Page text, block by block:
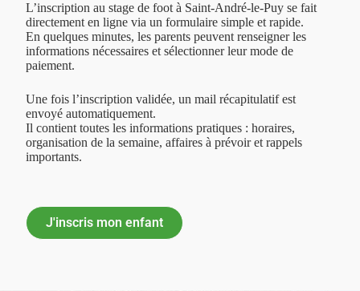
L’inscription au stage de foot à Saint-André-le-Puy se fait
directement en ligne via un formulaire simple et rapide.
En quelques minutes, les parents peuvent renseigner les
informations nécessaires et sélectionner leur mode de
paiement.
Une fois l’inscription validée, un mail récapitulatif est
envoyé automatiquement.
Il contient toutes les informations pratiques : horaires,
organisation de la semaine, affaires à prévoir et rappels
importants.
J'inscris mon enfant